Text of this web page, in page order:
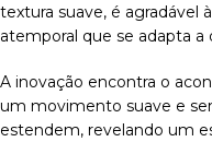
textura suave, é agradável
atemporal que se adapta a
A inovação encontra o
um movimento suave e
estendem, revelando um